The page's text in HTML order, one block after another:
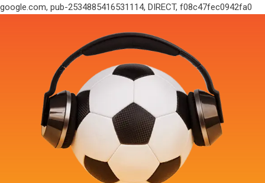
google.com, pub-2534885416531114, DIRECT, f08c47fec0942fa0